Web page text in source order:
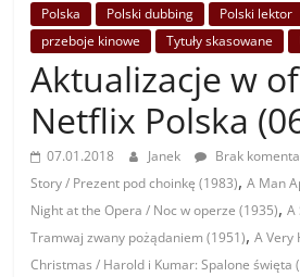
Polska
Polski dubbing Polski lektor
przeboje kinowe
Tytuły skasowane
Aktualizacje w
Netflix Polska
07.01.2018 Janek Brak
Story / Prezent pod choinkę (1983),A Man
Night at the Opera / Noc w operze (1935),A
Tramwaj zwany pożądaniem (1951),A Very
Christmas / Harold i Kumar: Spalone święta